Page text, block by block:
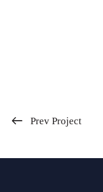
Prev Project